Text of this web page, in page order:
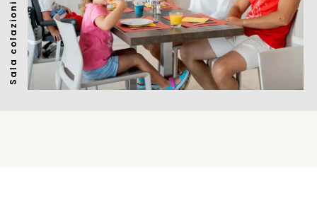
Sala colazioni